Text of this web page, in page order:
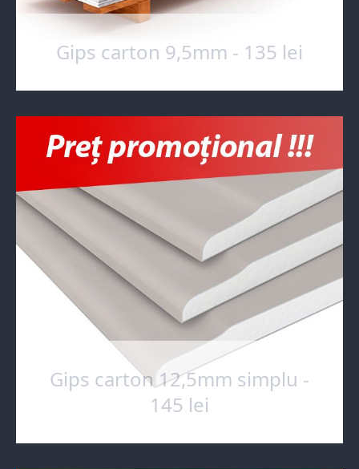
Gips carton 9,5mm - 135 lei
Gips carton 12,5mm simplu -
145 lei